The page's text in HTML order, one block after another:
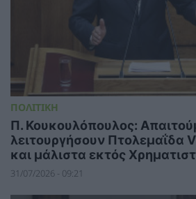
ΠΟΛΙΤΙΚΗ
Π. Κουκουλόπουλος:
λειτουργήσουν Πτολεμαΐδα
και μάλιστα εκτός
31/07/2026 - 09:21